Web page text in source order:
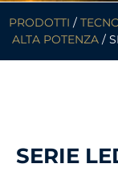
PRODOTTI /
ALTA POTENZA /
SERIE